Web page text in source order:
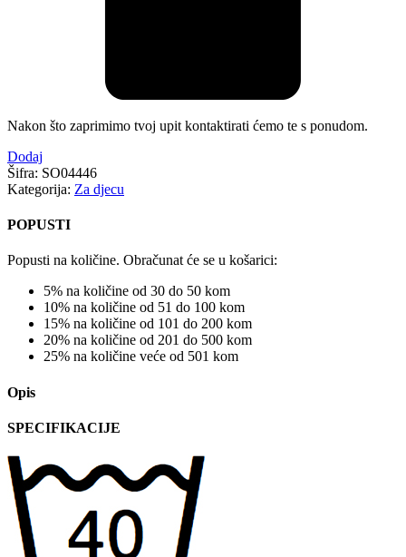
Nakon što zaprimimo tvoj upit kontaktirati ćemo te s ponudom.
Dodaj
Šifra: SO04446
Kategorija: Za djecu
POPUSTI
Popusti na količine. Obračunat će se u košarici:
5% na količine od 30 do 50 kom
10% na količine od 51 do 100 kom
15% na količine od 101 do 200 kom
20% na količine od 201 do 500 kom
25% na količine veće od 501 kom
Opis
SPECIFIKACIJE